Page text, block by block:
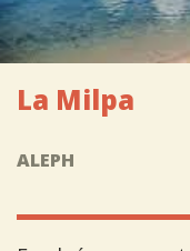
La Milpa
ALEPH